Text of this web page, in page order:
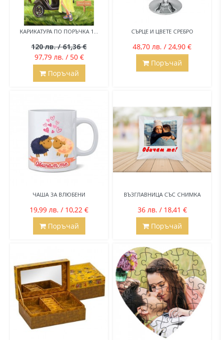
КАРИКАТУРА ПО ПОРЪЧКА 1...
120 лв. / 61,36 €
97,79 лв. / 50 €
Поръчай
СЪРЦЕ И ЦВЕТЕ СРЕБРО
48,70 лв. / 24,90 €
Поръчай
ЧАША ЗА ВЛЮБЕНИ
19,99 лв. / 10,22 €
Поръчай
ВЪЗГЛАВНИЦА СЪС СНИМКА
36 лв. / 18,41 €
Поръчай